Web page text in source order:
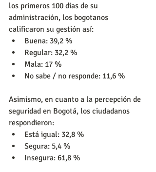
los primeros 100 días de su
administración, los bogotanos
calificaron su gestión así:
Buena: 39,2 %
Regular: 32,2 %
Mala: 17 %
No sabe / no responde: 11,6 %
Asimismo, en cuanto a la percepción de
seguridad en Bogotá, los ciudadanos
respondieron:
Está igual: 32,8 %
Segura: 5,4 %
Insegura: 61,8 %